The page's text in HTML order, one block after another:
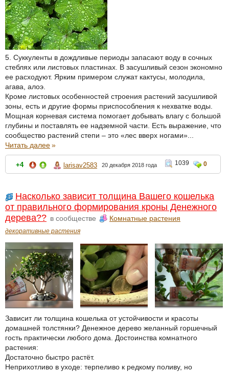
5. Суккуленты в дождливые периоды запасают воду в сочных
стеблях или листовых пластинах. В засушливый сезон экономно
ее расходуют. Ярким примером служат кактусы, молодила,
агава, алоэ.
Кроме листовых особенностей строения растений засушливой
зоны, есть и другие формы приспособления к нехватке воды.
Мощная корневая система помогает добывать влагу с большой
глубины и поставлять ее надземной части. Есть выражение, что
сообщество растений степи – это «лес вверх ногами»...
Читать далее»
+4 larisav2583 20 декабря 2018 года 1039 0
Насколько зависит толщина Вашего кошелька
от правильного формирования кроны Денежного
дерева?? в сообществе Комнатные растения
декоративные растения
Зависит ли толщина кошелька от устойчивости и красоты
домашней толстянки? Денежное дерево желанный горшечный
гость практически любого дома. Достоинства комнатного
растения:
Достаточно быстро растёт.
Неприхотливо в уходе: терпеливо к редкому поливу, но